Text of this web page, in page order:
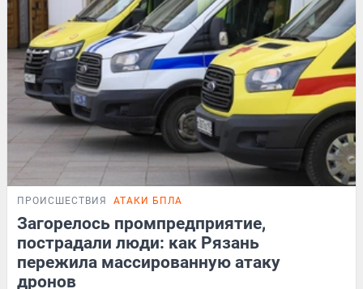
ПРОИСШЕСТВИЯ АТАКИ БПЛА
Загорелось промпредприятие,
пострадали люди: как Рязань
пережила массированную атаку
дронов